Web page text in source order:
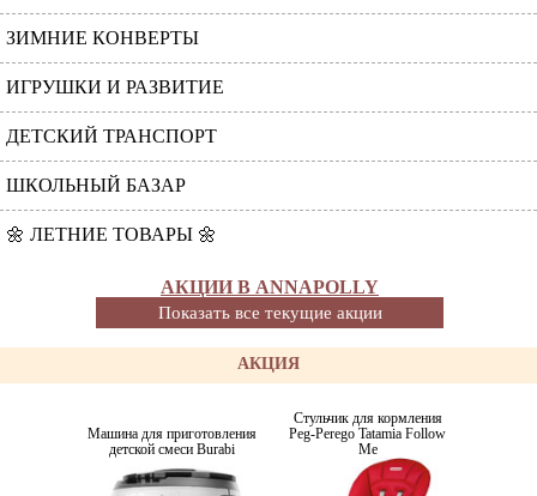
ЗИМНИЕ КОНВЕРТЫ
ИГРУШКИ И РАЗВИТИЕ
ДЕТСКИЙ ТРАНСПОРТ
ШКОЛЬНЫЙ БАЗАР
🌼 ЛЕТНИЕ ТОВАРЫ 🌼
АКЦИИ В ANNAPOLLY
Показать все текущие акции
АКЦИЯ
Машина для приготовления
детской смеси Burabi
Стульчик для кормления
Peg-Perego Tatamia Follow
Me